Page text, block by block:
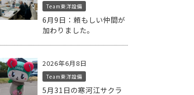
Team東洋設備
6月9日：頼もしい仲間が
加わりました。
2026年6月8日
Team東洋設備
5月31日の寒河江サクラ